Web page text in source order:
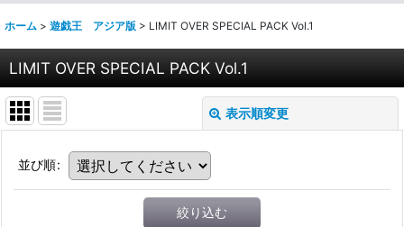
ホーム > 遊戯王 アジア版 > LIMIT OVER SPECIAL PACK Vol.1
LIMIT OVER SPECIAL PACK Vol.1
表示順変更
並び順:
絞り込む